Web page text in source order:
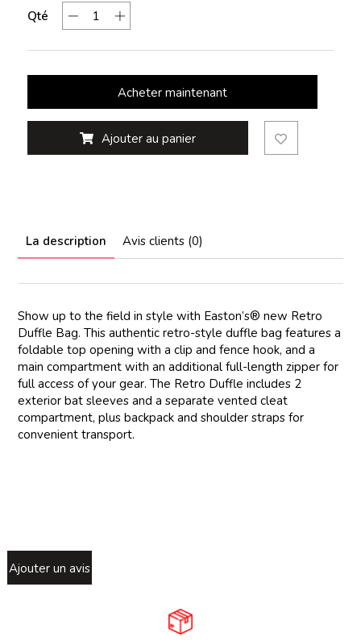
Qté
Acheter maintenant
Ajouter au panier
La description Avis clients (0)
Show up to the field in style with Easton’s® new Retro
Duffle Bag. This authentic retro-style duffle bag features a
foldable top opening with a clip and fence hook, and a
main compartment with an additional full-length zipper for
full access of your gear. The Retro Duffle includes 2
exterior bat sleeves and a separate vented cleat
compartment, plus backpack and shoulder straps for
convenient transport.
Ajouter un avis